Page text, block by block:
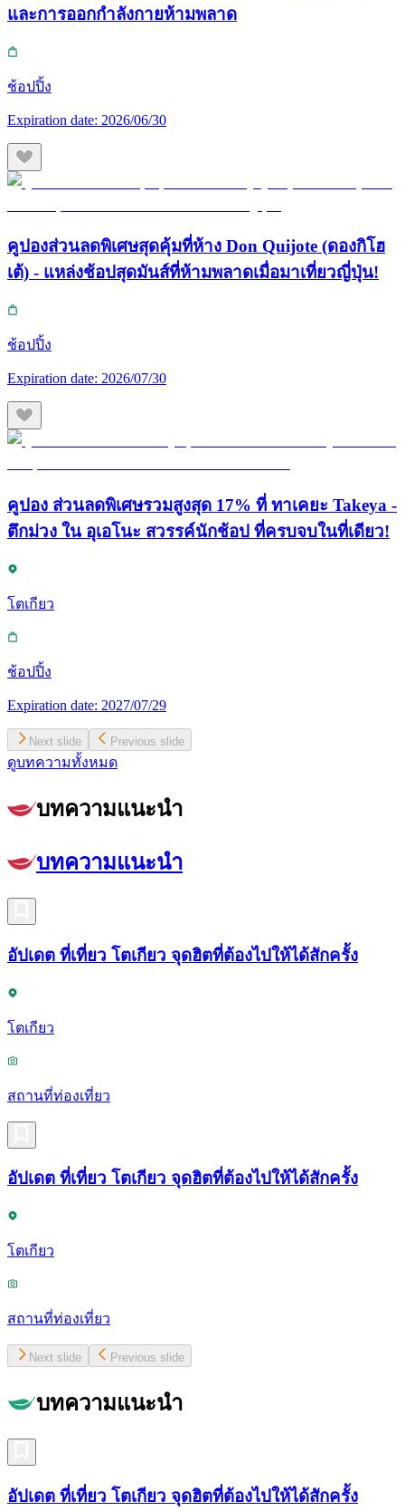
และการออกกำลังกายห้ามพลาด
ช้อปปิ้ง
Expiration date: 2026/06/30
คูปองส่วนลดพิเศษสุดคุ้มที่ห้าง Don Quijote (ดองกิโฮ
เต้) - แหล่งช้อปสุดมันส์ที่ห้ามพลาดเมื่อมาเที่ยวญี่ปุ่น!
ช้อปปิ้ง
Expiration date: 2026/07/30
คูปอง ส่วนลดพิเศษรวมสูงสุด 17% ที่ ทาเคยะ Takeya -
ตึกม่วง ใน อุเอโนะ สวรรค์นักช้อป ที่ครบจบในที่เดียว!
โตเกียว
ช้อปปิ้ง
Expiration date: 2027/07/29
Next slide Previous slide
ดูบทความทั้งหมด
บทความแนะนำ
บทความแนะนำ
อัปเดต ที่เที่ยว โตเกียว จุดฮิตที่ต้องไปให้ได้สักครั้ง
โตเกียว
สถานที่ท่องเที่ยว
อัปเดต ที่เที่ยว โตเกียว จุดฮิตที่ต้องไปให้ได้สักครั้ง
โตเกียว
สถานที่ท่องเที่ยว
Next slide Previous slide
บทความแนะนำ
อัปเดต ที่เที่ยว โตเกียว จุดฮิตที่ต้องไปให้ได้สักครั้ง